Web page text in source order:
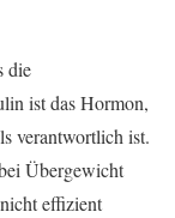
die
ist das Hormon,
verantwortlich ist.
Übergewicht
effizient